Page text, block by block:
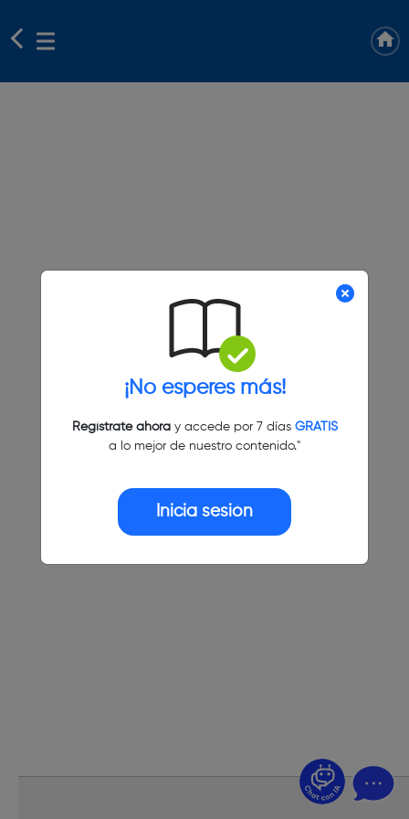
¡No esperes más!
Regístrate ahoray accede por 7 días GRATIS
a lo mejor de nuestro contenido."
Inicia sesión